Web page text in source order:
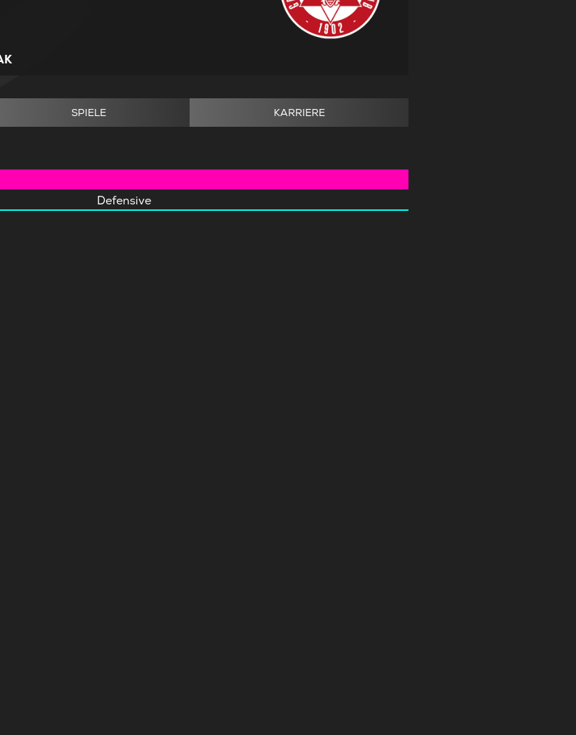
SPIELE KARRIERE
Defensive